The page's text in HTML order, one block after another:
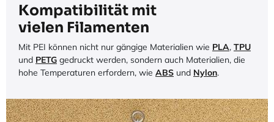
Kompatibilität mit
vielen Filamenten
Mit PEI können nicht nur gängige Materialien wie PLA, TPU
und PETG gedruckt werden, sondern auch Materialien, die
hohe Temperaturen erfordern, wie ABS und Nylon.